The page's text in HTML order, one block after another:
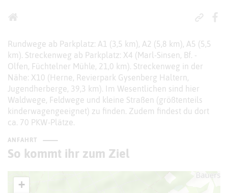
Rundwege ab Parkplatz: A1 (3,5 km), A2 (5,8 km), A5 (5,5
km). Streckenweg ab Parkplatz: X4 (Marl-Sinsen, Bf. -
Olfen, Füchtelner Mühle, 21,0 km). Streckenweg in der
Nähe: X10 (Herne, Revierpark Gysenberg Haltern,
Jugendherberge, 39,3 km). Im Wesentlichen sind hier
Waldwege, Feldwege und kleine Straßen (größtenteils
kinderwagengeeignet) zu finden. Zudem findest du dort
ca. 70 PKW-Plätze.
ANFAHRT
So kommt ihr zum Ziel
+